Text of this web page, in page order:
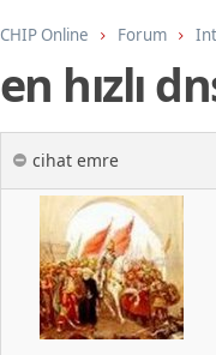
CHIP Online Forum
en hızlı
cihat emre